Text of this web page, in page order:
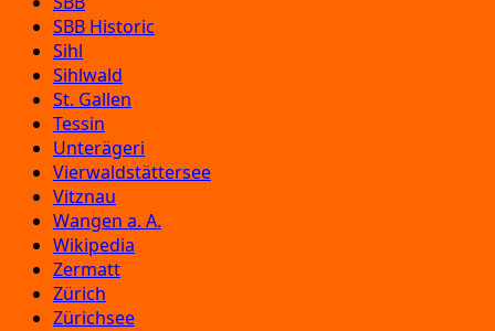
SBB Historic
Sihl
Sihlwald
St. Gallen
Tessin
Unterägeri
Vierwaldstättersee
Vitznau
Wangen a. A.
Wikipedia
Zermatt
Zürich
Zürichsee